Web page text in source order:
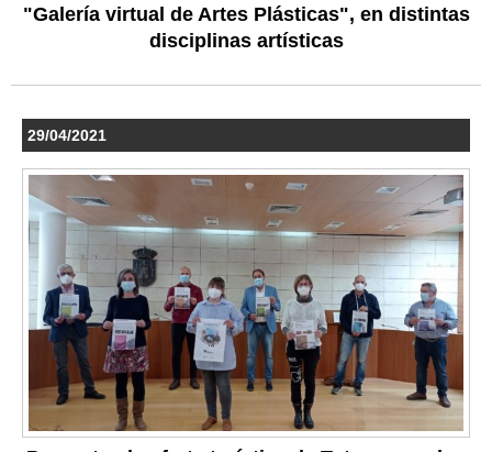
"Galería virtual de Artes Plásticas", en distintas
disciplinas artísticas
29/04/2021